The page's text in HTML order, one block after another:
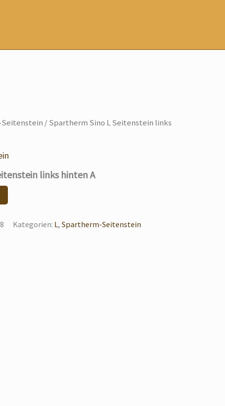
/ Spartherm Sino L Seitenstein links
links hinten A
Kategorien: L, Spartherm-Seitenstein